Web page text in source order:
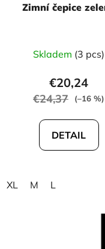
Zimní čepice
Skladem (3 pcs)
€20,24
€24,37 (–16 %)
DETAIL
XL M L